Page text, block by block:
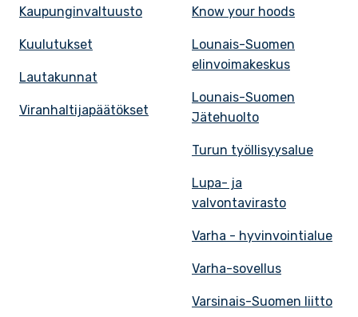
Kaupunginvaltuusto
Kuulutukset
Lautakunnat
Viranhaltijapäätökset
Know your hoods
Lounais-Suomen
elinvoimakeskus
Lounais-Suomen
Jätehuolto
Turun työllisyysalue
Lupa- ja
valvontavirasto
Varha - hyvinvointialue
Varha-sovellus
Varsinais-Suomen liitto